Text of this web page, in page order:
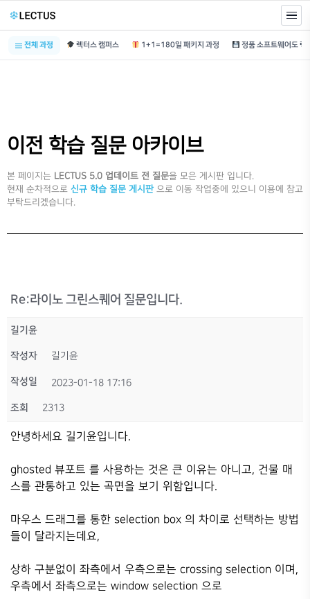
전체 과정 렉터스 캠퍼스 1+1=180일 패키지 과정
이전 학습 질문 아카이브
본 페이지는 LECTUS 5.0 업데이트 전 질문을 모은 게시판 입니다.
현재 순차적으로 신규 학습 질문 게시판 으로 이동 작업중에 있으니 이용에 참고
부탁드리겠습니다.
Re:라이노 그린스퀘어 질문입니다.
길기윤
작성자 길기윤
작성일 2023-01-18 17:16
조회 2313
안녕하세요 길기윤입니다.
ghosted 뷰포트 를 사용하는 것은 큰 이유는 아니고, 건물 매
스를 관통하고 있는 곡면을 보기 위함입니다.
마우스 드래그를 통한 selection box 의 차이로 선택하는 방법
들이 달라지는데요,
상하 구분없이 좌측에서 우측으로는 crossing selection 이며,
우측에서 좌측으로는 window selection 으로